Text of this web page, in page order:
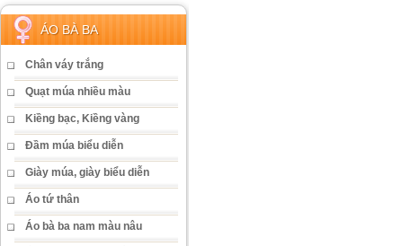
ÁO BÀ BA
Chân váy trắng
Quạt múa nhiều màu
Kiềng bạc, Kiềng vàng
Đầm múa biểu diễn
Giày múa, giày biểu diễn
Áo tứ thân
Áo bà ba nam màu nâu